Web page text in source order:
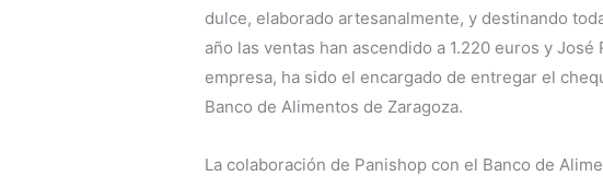
dulce, elaborado artesanalmente, y destinando
año las ventas han ascendido a 1.220 euros y
empresa, ha sido el encargado de entregar el
Banco de Alimentos de Zaragoza.
La colaboración de Panishop con el Banco de